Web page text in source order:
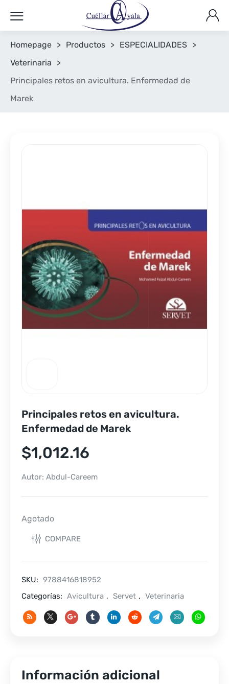
Homepage > Productos > ESPECIALIDADES >
Veterinaria
>
Principales retos en avicultura. Enfermedad de
Marek
Principales retos en avicultura.
Enfermedad de Marek
$1,012.16
Autor: Abdul-Careem
Agotado
COMPARE
SKU: 9788416818952
Categorías: Avicultura , Servet , Veterinaria
Información adicional